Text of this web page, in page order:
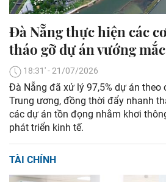
Đà Nẵng thực hiện các
tháo gỡ dự án vướng mắc
18:31' - 21/07/2026
Đà Nẵng đã xử lý 97,5% dự án theo
Trung ương, đồng thời đẩy nhanh
các dự án tồn đọng nhằm khơi
phát triển kinh tế.
TÀI CHÍNH